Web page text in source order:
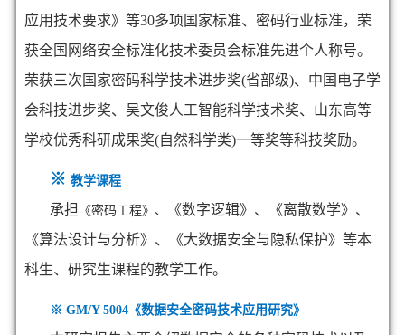
应用技术要求》等30多项国家标准、密码行业标准，荣
获全国网络安全标准化技术委员会标准先进个人称号。
荣获三次国家密码科学技术进步奖(省部级)、中国电子学
会科技进步奖、吴文俊人工智能科学技术奖、山东高等
学校优秀科研成果奖(自然科学类)一等奖等科技奖励。
※ 教学课程
承担 《密码工程》、
《数字逻辑》、《离散数学》、
《算法设计与分析》、《大数据安全与隐私保护》等本
科生、研究生课程的教学工作。
※ GM/Y 5004《数据安全密码技术应用研究》